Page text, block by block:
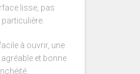
lisse, pas
particulière.
à ouvrir, une
et bonne